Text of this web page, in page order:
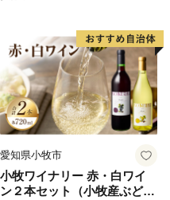
、二十世紀梨、スイカ、
も西日本有数の産地で
た鳥取和牛は、澄んだ空
れた自然環境で育った牛
愛知県小牧市
小牧ワイナリー 赤・白ワイ
ン２本セット（小牧産ぶどう